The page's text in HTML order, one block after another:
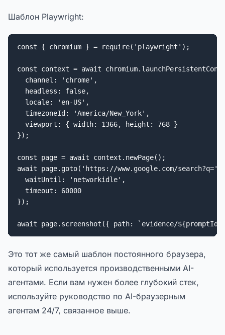
Шаблон Playwright:
const { chromium } = require('playwright');
const context = await
  channel: 'chrome',
  headless: false,
  locale: 'en-US',
  timezoneId: 'America/New_York',
  viewport: { width: 1366, height: 768 }
});
const page = await context.newPage();
await page.goto('https://www.google.com/search?q=' +
  waitUntil: 'networkidle',
  timeout: 60000
});
await page.screenshot({ path: `evidence/
Это тот же самый шаблон постоянного браузера,
который используется производственными AI-
агентами. Если вам нужен более глубокий стек,
используйте руководство по AI-браузерным
агентам 24/7, связанное выше.